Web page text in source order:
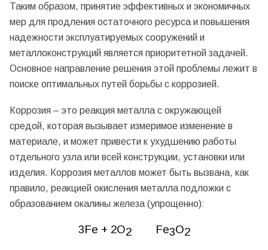
Таким образом, принятие эффективных и экономичных
мер для продления остаточного ресурса и повышения
надежности эксплуатируемых сооружений и
металлоконструкций является приоритетной задачей.
Основное направление решения этой проблемы лежит в
поиске оптимальных путей борьбы с коррозией.
Коррозия – это реакция металла с окружающей
средой, которая вызывает измеримое изменение в
материале, и может привести к ухудшению работы
отдельного узла или всей конструкции, установки или
изделия. Коррозия металлов может быть вызвана, как
правило, реакцией окисления металла подложки с
образованием окалины железа (упрощенно):
3Fe + 2O2 Fe3O2